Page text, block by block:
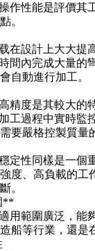
作性能是評價其
。
在設計上大大提
間內完成大量的
自動進行加工。
精度是其較大的
工過程中實時監
要嚴格控製質量
定性同樣是一個
度、高負載的工
。
**
用範圍廣泛，
船等行業，還是